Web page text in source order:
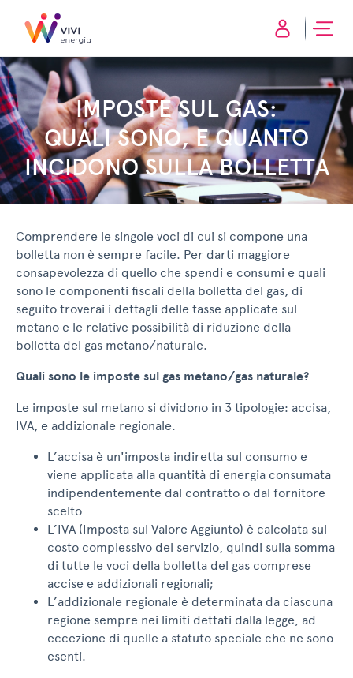
IMPOSTE SUL GAS:
QUALI SONO, E QUANTO
INCIDONO SULLA BOLLETTA
Comprendere le singole voci di cui si compone una
bolletta non è sempre facile. Per darti maggiore
consapevolezza di quello che spendi e consumi e quali
sono le componenti fiscali della bolletta del gas, di
seguito troverai i dettagli delle tasse applicate sul
metano e le relative possibilità di riduzione della
bolletta del gas metano/naturale.
Quali sono le imposte sul gas metano/gas naturale?
Le imposte sul metano si dividono in 3 tipologie: accisa,
IVA, e addizionale regionale.
L’accisa è un'imposta indiretta sul consumo e
viene applicata alla quantità di energia consumata
indipendentemente dal contratto o dal fornitore
scelto
L’IVA (Imposta sul Valore Aggiunto) è calcolata sul
costo complessivo del servizio, quindi sulla somma
di tutte le voci della bolletta del gas comprese
accise e addizionali regionali;
L’addizionale regionale è determinata da ciascuna
regione sempre nei limiti dettati dalla legge, ad
eccezione di quelle a statuto speciale che ne sono
esenti.